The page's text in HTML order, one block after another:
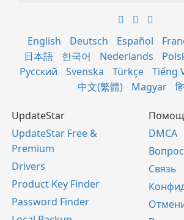
English Deutsch Español
日本語
한국어 Nederlands
Русский
Svenska Türkçe Tiếng
中文(繁體)
Magyar
UpdateStar
UpdateStar Free &
Premium
Drivers
Product Key Finder
Password Finder
DMCA
Связь